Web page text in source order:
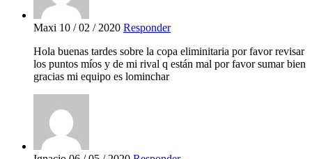
Maxi 10 / 02 / 2020 Responder
Hola buenas tardes sobre la copa eliminitaria por favor revisar
los puntos míos y de mi rival q están mal por favor sumar bien
gracias mi equipo es lominchar